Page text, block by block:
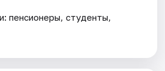
пенсионеры, студенты,